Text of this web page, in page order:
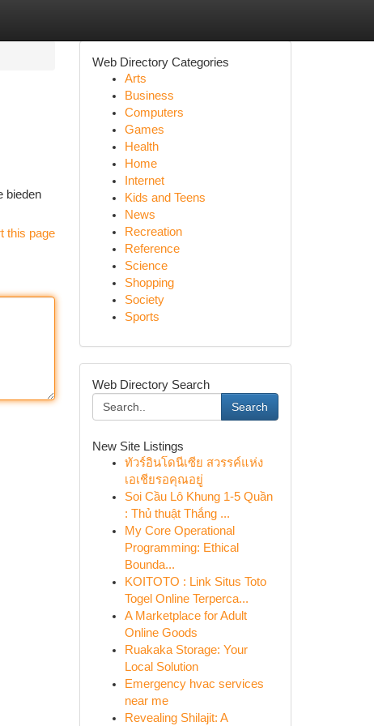
bieden
this page
Web Directory Categories
Arts
Business
Computers
Games
Health
Home
Internet
Kids and Teens
News
Recreation
Reference
Science
Shopping
Society
Sports
Web Directory Search
Search
New Site Listings
ทัวร์อินโดนีเซีย สวรรค์แห่ง
เอเชียรอคุณอยู่
Soi Cầu Lô Khung 1-5 Quần
: Thủ thuật Thắng ...
My Core Operational
Programming: Ethical
Bounda...
KOITOTO : Link Situs Toto
Togel Online Terperca...
A Marketplace for Adult
Online Goods
Ruakaka Storage: Your
Local Solution
Emergency hvac services
near me
Revealing Shilajit: A